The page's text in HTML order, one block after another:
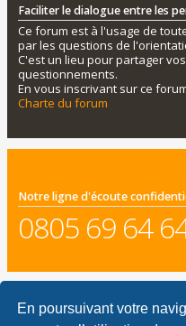
En poursuivant votre
Faciliter le dialogue entre les
Ce forum est à l'usage de
par les questions de
C'est un lieu pour partager
questionnements.
En vous inscrivant sur ce
Charte du forum
Notre ligne d'écoute
0805 69 64
Accueil du forum